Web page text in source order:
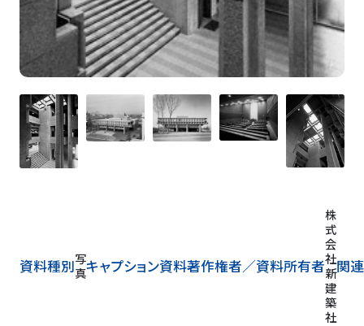
資料種別写
真キャプション資料著作権者／資料所有者
株
式
会
社
新
建
築
社
関